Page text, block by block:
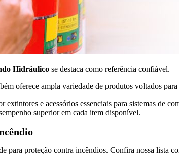
Hidráulico se destaca como referência confiável.
oferece ampla variedade de produtos voltados para
e acessórios essenciais para sistemas de
superior em cada item disponível.
para proteção contra incêndios. Confira nossa lista